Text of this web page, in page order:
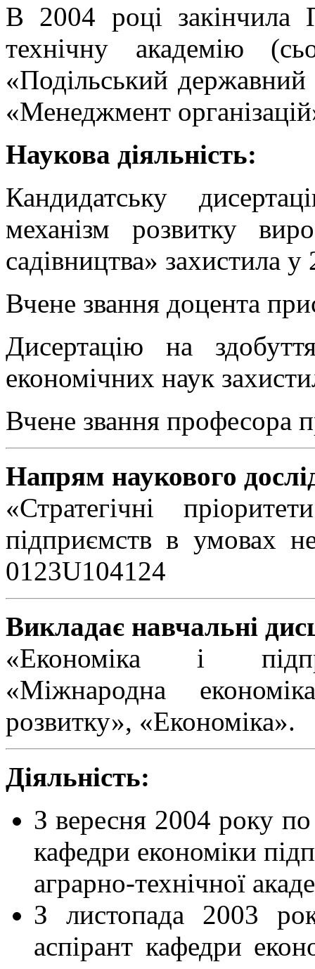
В 2004 році закінчила
технічну академію
«Подільський державний
«Менеджмент
Наукова діяльність:
Кандидатську
механізм розвитку
садівництва» захистила у
Вчене звання доцента
Дисертацію на
економічних наук
Вчене звання професора
Напрям наукового
«Стратегічні
підприємств в умовах
0123U104124
Викладає навчальні
«Економіка і
«Міжнародна
розвитку», «Економіка».
Діяльність:
З вересня 2004 року
кафедри економіки
аграрно-технічної
З листопада 2003
аспірант кафедри